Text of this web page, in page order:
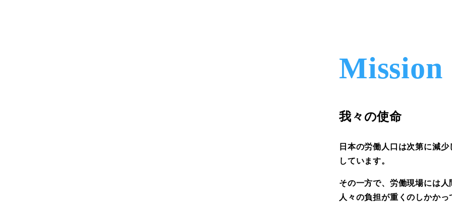
Mission
我々の使命
日本の労働人口は次第に減
しています。
その一方で、労働現場には
人々の負担が重くのしかかっ